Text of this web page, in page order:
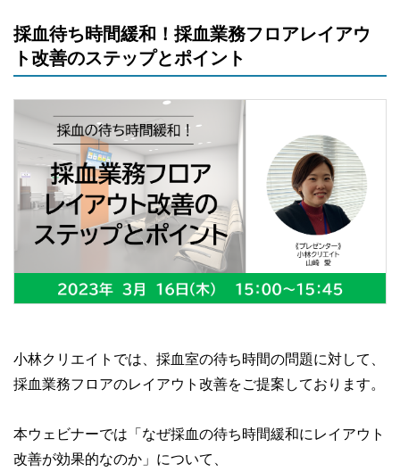
採血待ち時間緩和！採血業務フロアレイアウ
ト改善のステップとポイント
小林クリエイトでは、採血室の待ち時間の問題に対して、
採血業務フロアのレイアウト改善をご提案しております。
本ウェビナーでは「なぜ採血の待ち時間緩和にレイアウト
改善が効果的なのか」について、